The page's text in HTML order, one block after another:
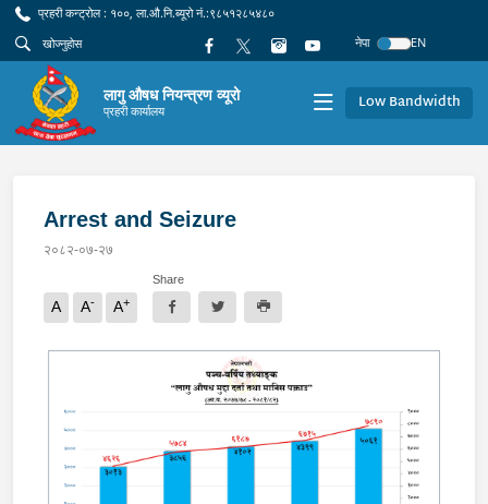
प्रहरी कन्ट्रोल : १००, ला.औ.नि.ब्यूरो नं.:९८५१२८५४८०
नेपा
EN
लागु औषध नियन्त्रण व्यूरो
प्रहरी कार्यालय Low Bandwidth
Arrest and Seizure
२०८२-०७-२७
A A- A+
Share